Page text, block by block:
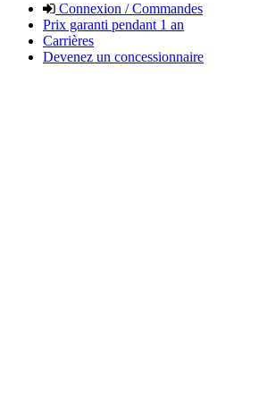
Connexion / Commandes
Prix garanti pendant 1 an
Carrières
Devenez un concessionnaire